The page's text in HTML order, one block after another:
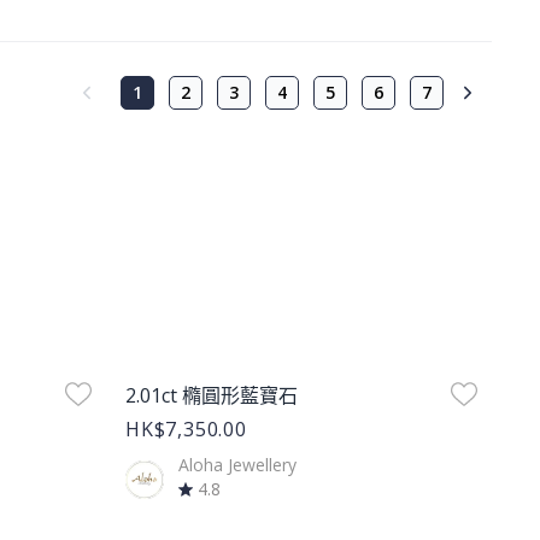
1 2 3 4 5 6 7
Product Image
2.01ct 橢圓形藍寶石
HK$7,350.00
Aloha Jewellery
4.8